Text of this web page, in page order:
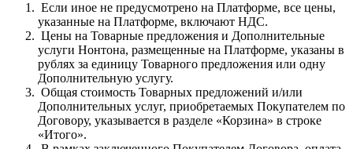
Если иное не предусмотрено на Платформе, все цены,
указанные на Платформе, включают НДС.
Цены на Товарные предложения и Дополнительные
услуги Нонтона, размещенные на Платформе, указаны в
рублях за единицу Товарного предложения или одну
Дополнительную услугу.
Общая стоимость Товарных предложений и/или
Дополнительных услуг, приобретаемых Покупателем по
Договору, указывается в разделе «Корзина» в строке
«Итого».